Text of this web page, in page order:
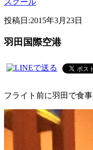
スクール
投稿日:2015年3月23日
羽田国際空港
フライト前に羽田で食事